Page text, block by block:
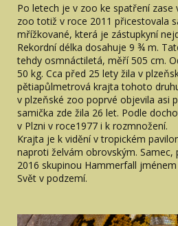
Po letech je v zoo ke spatření zase
zoo totiž v roce 2011 přicestovala
mřížkované, která je zástupkyní
Rekordní délka dosahuje 9 ¾ m.
tehdy osmnáctiletá, měří 505 cm.
50 kg. Cca před 25 lety žila v
pětiapůlmetrová krajta tohoto
v plzeňské zoo poprvé objevila asi
samička zde žila 26 let. Podle
v Plzni v roce1977 i k rozmnožení.
Krajta je k vidění v tropickém
naproti želvám obrovským.
2016 skupinou Hammerfall
Svět v podzemí.